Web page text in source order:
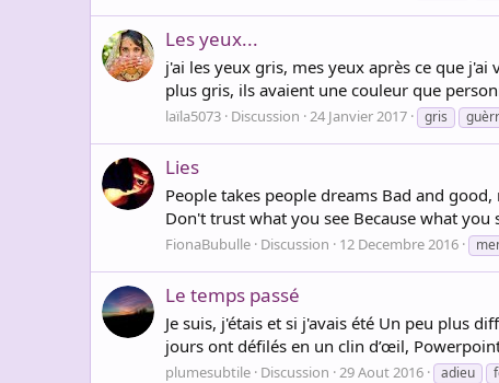
Les yeux...
j'ai les yeux gris, mes yeux après ce que
plus gris, ils avaient une couleur que
laïla5073 Discussion 24 Janvier 2017 gris
Lies
People takes people dreams Bad and
Don't trust what you see Because what
FionaBubulle Discussion 12 Decembre 2016
Le temps passé
Je suis, j'étais et si j'avais été Un peu plus
jours ont défilés en un clin d’œil,
plumesubtile Discussion 29 Aout 2016 adieu